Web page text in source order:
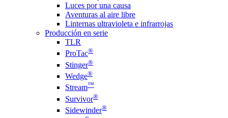
Luces por una causa
Aventuras al aire libre
Linternas ultravioleta e infrarrojas
Producción en serie
TLR
ProTac®
Stinger®
Wedge®
Stream™
Survivor®
Sidewinder®